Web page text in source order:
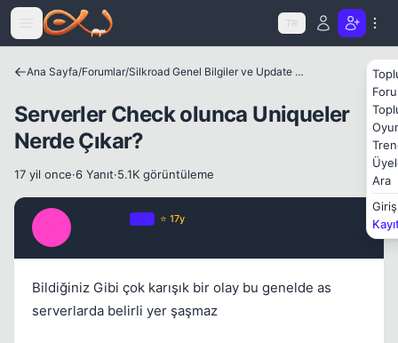
Icerige atla
TR
Ara
Giriş
Ana Sayfa/Forumlar/ Silkroad Genel Bilgiler ve Update Bilgileri
Serverler Check olunca Uniqueler
Nerde Çıkar?
17 yil once·6 Yanıt·5.1K görüntüleme
⭐ 17y
Bildiğiniz Gibi çok karışık bir olay bu genelde as
serverlarda belirli yer şaşmaz
Kapat